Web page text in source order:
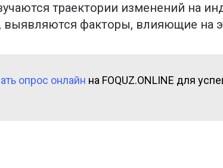
траектории изменений на
выявляются факторы, влияющие на
опрос онлайн на FOQUZ.ONLINE для